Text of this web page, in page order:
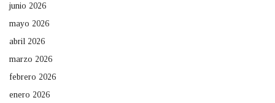
junio 2026
mayo 2026
abril 2026
marzo 2026
febrero 2026
enero 2026